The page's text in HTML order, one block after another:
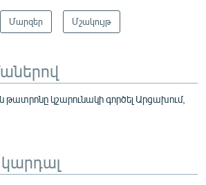
Մարզեր Մշակույթ
թատրոնը կշարունակի գործել Արցախում,